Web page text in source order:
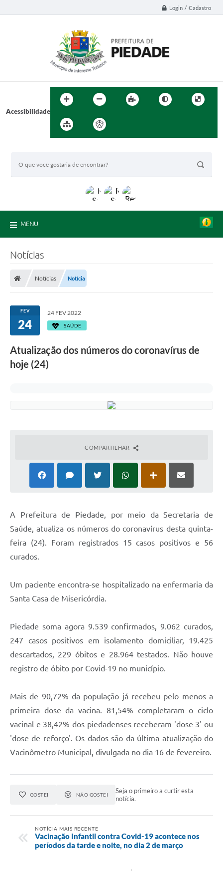
Login / Cadastro
Acessibilidade
MENU
Notícias
Notícias Notícia
FEV
24
24 FEV 2022
SAÚDE
Atualização dos números do coronavírus de
hoje (24)
COMPARTILHAR
A Prefeitura de Piedade, por meio da Secretaria de
Saúde, atualiza os números do coronavírus desta quinta-
feira (24). Foram registrados 15 casos positivos e 56
curados.
Um paciente encontra-se hospitalizado na enfermaria da
Santa Casa de Misericórdia.
Piedade soma agora 9.539 confirmados, 9.062 curados,
247 casos positivos em isolamento domiciliar, 19.425
descartados, 229 óbitos e 28.964 testados. Não houve
registro de óbito por Covid-19 no município.
Mais de 90,72% da população já recebeu pelo menos a
primeira dose da vacina. 81,54% completaram o ciclo
vacinal e 38,42% dos piedadenses receberam 'dose 3' ou
'dose de reforço'. Os dados são da última atualização do
Vacinômetro Municipal, divulgada no dia 16 de fevereiro.
GOSTEI NÃO GOSTEI
Seja o primeiro a curtir esta
notícia.
NOTÍCIA MAIS RECENTE
Vacinação Infantil contra Covid-19 acontece nos
períodos da tarde e noite, no dia 2 de março